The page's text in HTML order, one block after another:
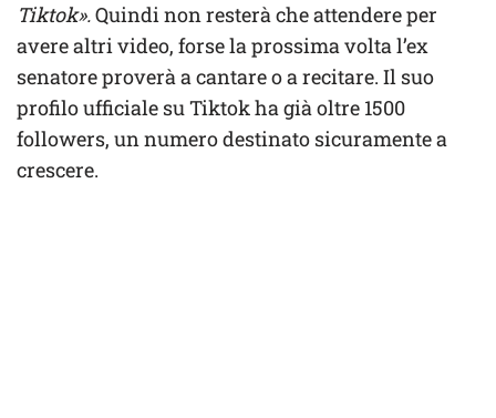
Tiktok».Quindi non resterà che attendere per
avere altri video, forse la prossima volta l’ex
senatore proverà a cantare o a recitare. Il suo
profilo ufficiale su Tiktok ha già oltre 1500
followers, un numero destinato sicuramente a
crescere.